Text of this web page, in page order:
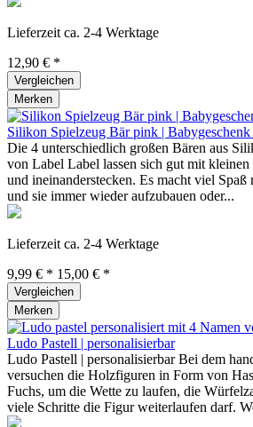
Lieferzeit ca. 2-4 Werktage
12,90 € *
Vergleichen
Merken
Silikon Spielzeug Bär pink | Babygeschenk
Die 4 unterschiedlich großen Bären aus
von Label Label lassen sich gut mit
und ineinanderstecken. Es macht viel Spaß
und sie immer wieder aufzubauen oder...
Lieferzeit ca. 2-4 Werktage
9,99 € * 15,00 € *
Vergleichen
Merken
Ludo Pastell | personalisierbar
Ludo Pastell | personalisierbar Bei dem
versuchen die Holzfiguren in Form von
Fuchs, um die Wette zu laufen, die
viele Schritte die Figur weiterlaufen darf.